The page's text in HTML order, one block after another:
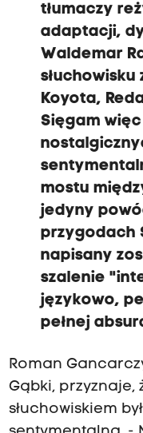
tłumaczy
adaptacji,
Waldemar
Koyota,
Sięgam
mostu
jedyny
przygodach
napisany
szalenie
językowo,
pełnej
Roman
Gąbki, przyznaje,
słuchowiskiem